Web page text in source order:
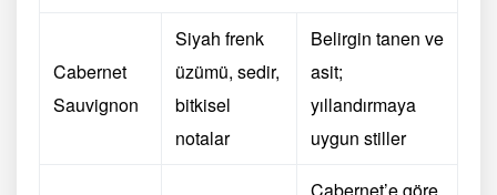
Cabernet
Sauvignon
Siyah frenk
üzümü, sedir,
bitkisel
notalar
Belirgin tanen ve
asit;
yıllandırmaya
uygun stiller
Cabernet’e göre